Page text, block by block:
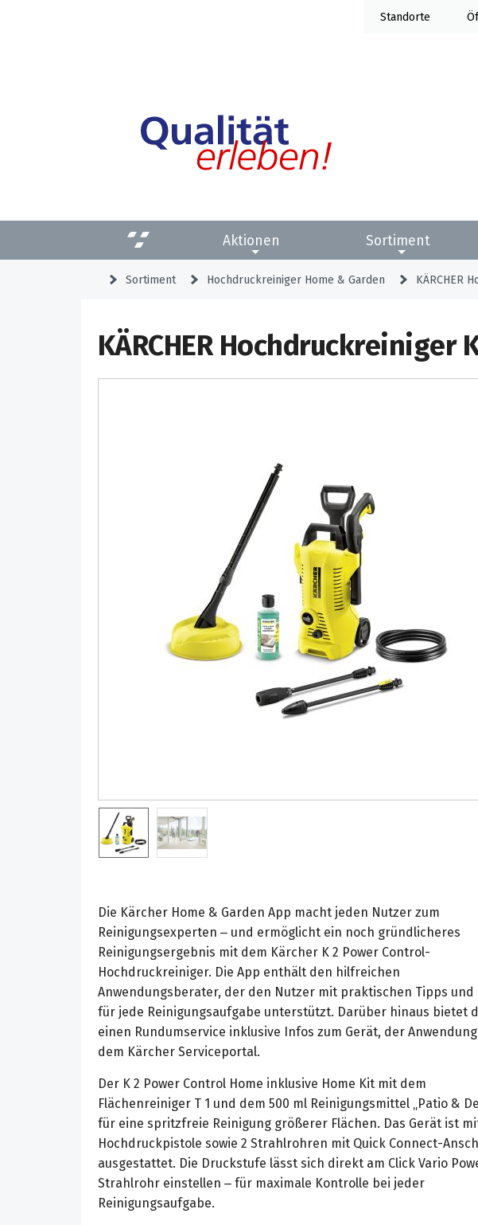
Standorte
Aktionen Sortiment
Sortiment Hochdruckreiniger Home & Garden KÄRCHER
KÄRCHER Hochdruckreiniger
Die Kärcher Home & Garden App macht jeden Nutzer zum
Reinigungsexperten – und ermöglicht ein noch gründlicheres
Reinigungsergebnis mit dem Kärcher K 2 Power Control-
Hochdruckreiniger. Die App enthält den hilfreichen
Anwendungsberater, der den Nutzer mit praktischen Tipps und
für jede Reinigungsaufgabe unterstützt. Darüber hinaus bietet
einen Rundumservice inklusive Infos zum Gerät, der
dem Kärcher Serviceportal.
Der K 2 Power Control Home inklusive Home Kit mit dem
Flächenreiniger T 1 und dem 500 ml Reinigungsmittel „Patio &
für eine spritzfreie Reinigung größerer Flächen. Das Gerät ist
Hochdruckpistole sowie 2 Strahlrohren mit Quick Connect-
ausgestattet. Die Druckstufe lässt sich direkt am Click Vario
Strahlrohr einstellen – für maximale Kontrolle bei jeder
Reinigungsaufgabe.